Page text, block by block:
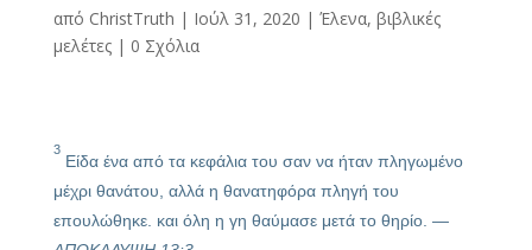
από ChristTruth | Ιούλ 31, 2020 | Έλενα, βιβλικές
μελέτες| 0 Σχόλια
3
Είδα ένα από τα κεφάλια του σαν να ήταν πληγωμένο
μέχρι θανάτου, αλλά η θανατηφόρα πληγή του
επουλώθηκε. και όλη η γη θαύμασε μετά το θηρίο. —